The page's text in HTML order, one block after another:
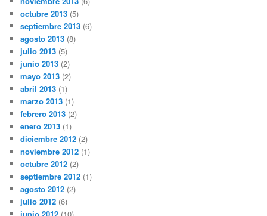
octubre 2013 (5)
septiembre 2013 (6)
agosto 2013 (8)
julio 2013 (5)
junio 2013 (2)
mayo 2013 (2)
abril 2013 (1)
marzo 2013 (1)
febrero 2013 (2)
enero 2013 (1)
diciembre 2012 (2)
noviembre 2012 (1)
octubre 2012 (2)
septiembre 2012 (1)
agosto 2012 (2)
julio 2012 (6)